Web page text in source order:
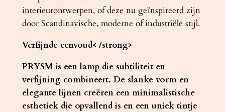
a
a
a
l
interieurontwerpen, of deze nu geïnspireerd zijn
door Scandinavische, moderne of industriële stijl.
Verfijnde eenvoud< /strong>
PRYSM is een lamp die subtiliteit en
verfijning combineert. De slanke vorm en
elegante lijnen creëren een minimalistische
esthetiek die opvallend is en een uniek tintje